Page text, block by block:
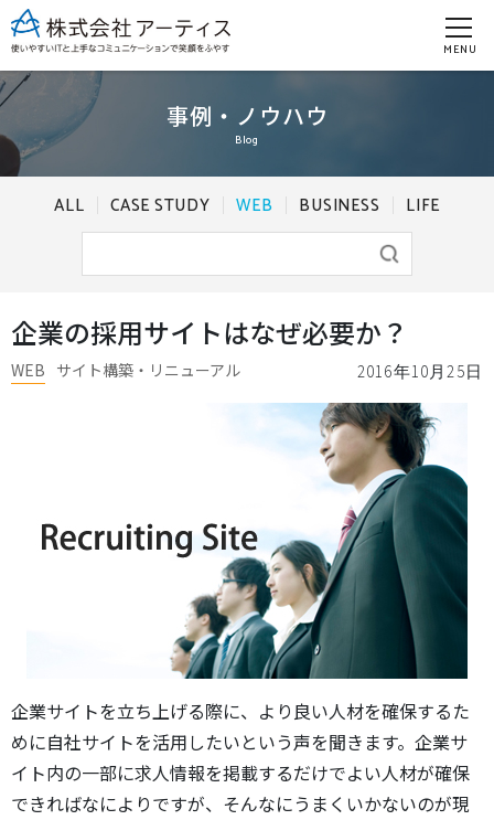
MENU
事例・ノウハウ
Blog
ALL CASE STUDY WEB BUSINESS LIFE
企業の採用サイトはなぜ必要か？
2016年10月25日
WEB サイト構築・リニューアル
企業サイトを立ち上げる際に、より良い人材を確保するた
めに自社サイトを活用したいという声を聞きます。企業サ
イト内の一部に求人情報を掲載するだけでよい人材が確保
できればなによりですが、そんなにうまくいかないのが現